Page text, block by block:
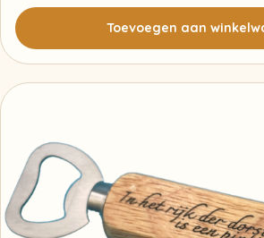
Toevoegen aan